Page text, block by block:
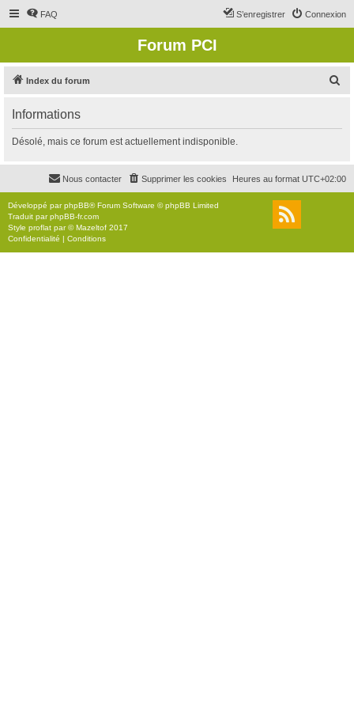
FAQ Connexion
S’enregistrer
Forum PCI
Index du forum
r
c
r
Informations
Désolé, mais ce forum est actuellement indisponible.
Heures au format UTC+02:00
Supprimer les cookies
Nous contacter
Développé parphpBB® Forum Software © phpBB Limited
Traduit parphpBB-fr.com
Style proflat par ©Mazeltof 2017
Confidentialité | Conditions